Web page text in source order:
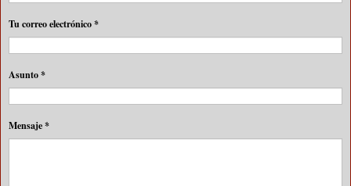
Tu correo electrónico*
Asunto*
Mensaje*